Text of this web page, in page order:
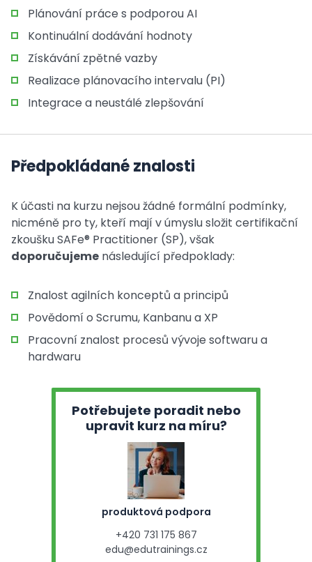
Plánování práce s podporou AI
Kontinuální dodávání hodnoty
Získávání zpětné vazby
Realizace plánovacího intervalu (PI)
Integrace a neustálé zlepšování
Předpokládané znalosti
K účasti na kurzu nejsou žádné formální podmínky,
nicméně pro ty, kteří mají v úmyslu složit certifikační
zkoušku SAFe® Practitioner (SP), však
doporučujeme následující předpoklady:
Znalost agilních konceptů a principů
Povědomí o Scrumu, Kanbanu a XP
Pracovní znalost procesů vývoje softwaru a
hardwaru
Potřebujete poradit nebo
upravit kurz na míru?
produktová podpora
+420 731 175 867
edu@edutrainings.cz